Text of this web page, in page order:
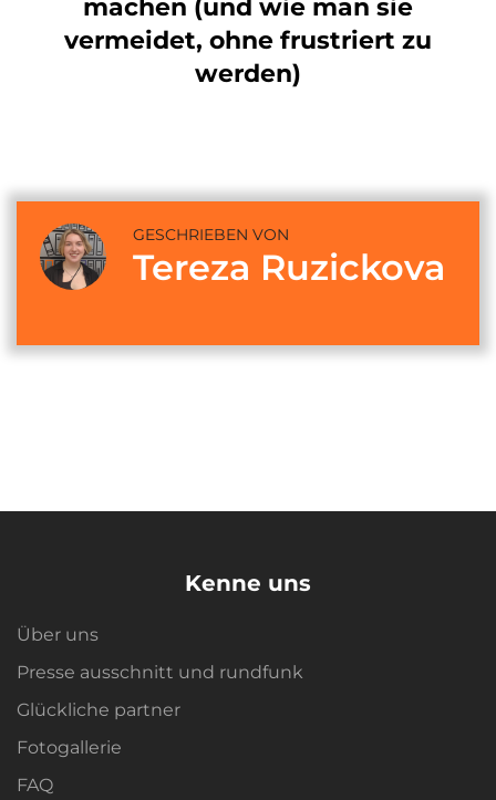
machen (und wie man sie
vermeidet, ohne frustriert zu
werden)
GESCHRIEBEN VON
Tereza Ruzickova
Kenne uns
Über uns
Presse ausschnitt und rundfunk
Glückliche partner
Fotogallerie
FAQ